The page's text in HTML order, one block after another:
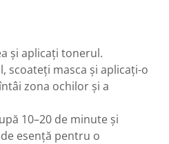
și aplicați tonerul.
scoateți masca și aplicați-o
zona ochilor și a
10–20 de minute și
esență pentru o